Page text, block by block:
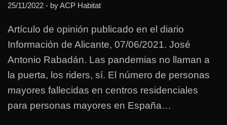
25/11/2022 - byACP Habitat
Artículo de opinión publicado en el diario
Información de Alicante, 07/06/2021. José
Antonio Rabadán. Las pandemias no llaman a
la puerta, los riders, sí. El número de personas
mayores fallecidas en centros residenciales
para personas mayores en España…